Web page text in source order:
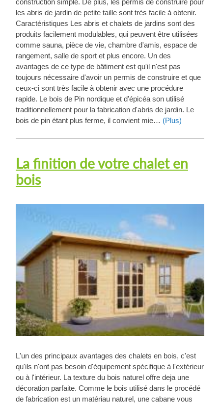
construction simple. De plus, les permis de construire pour
les abris de jardin de petite taille sont très facile à obtenir.
Caractéristiques Les abris et chalets de jardins sont des
produits facilement modulables, qui peuvent être utilisées
comme sauna, pièce de vie, chambre d'amis, espace de
rangement, salle de sport et plus encore. Un des
avantages de ce type de bâtiment est qu'il n'est pas
toujours nécessaire d'avoir un permis de construire et que
ceux-ci sont très facile à obtenir avec une procédure
rapide. Le bois de Pin nordique et d’épicéa son utilisé
traditionnellement pour la fabrication d'abris de jardin. Le
bois de pin étant plus ferme, il convient mie… (Plus)
La finition de votre chalet en
bois
L'un des principaux avantages des chalets en bois, c'est
qu'ils n'ont pas besoin d'équipement spécifique à l'extérieur
ou à l'intérieur. La texture du bois naturel offre deja une
décoration parfaite. Comme le bois utilisé dans le procédé
de fabrication est un matériau naturel, une cabane vous